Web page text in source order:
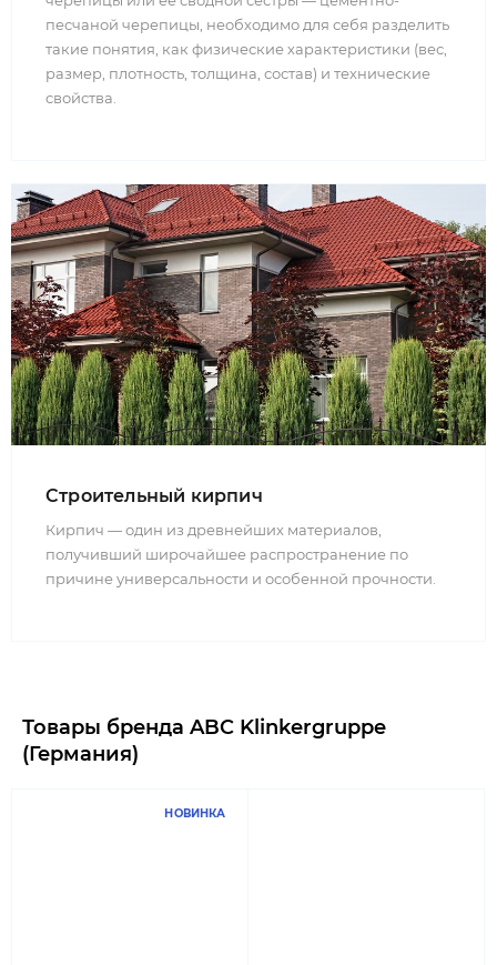
песчаной черепицы, необходимо для себя разделить
такие понятия, как физические характеристики (вес,
размер, плотность, толщина, состав) и технические
свойства.
Cтроительный кирпич
Кирпич — один из древнейших материалов,
получивший широчайшее распространение по
причине универсальности и особенной прочности.
Товары бренда ABC Klinkergruppe
(Германия)
НОВИНКА